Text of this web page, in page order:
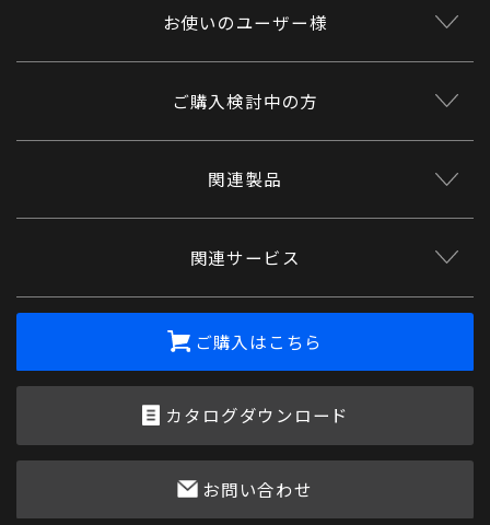
お使いのユーザー様
ご購入検討中の方
関連製品
関連サービス
ご購入はこちら
カタログダウンロード
お問い合わせ